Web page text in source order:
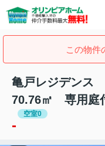
この物件
亀戸レジデン
70.76㎡ 専用庭
空室0
-